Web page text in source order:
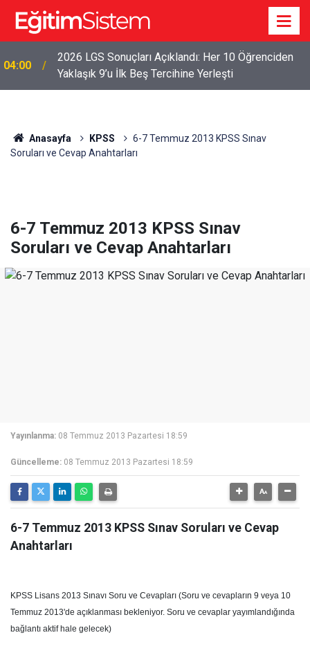
04:00
2026 LGS Sonuçları Açıklandı: Her 10 Öğrenciden
Yaklaşık 9’u İlk Beş Tercihine Yerleşti
Anasayfa KPSS
6-7 Temmuz 2013 KPSS Sınav
Soruları ve Cevap Anahtarları
6-7 Temmuz 2013 KPSS Sınav
Soruları ve Cevap Anahtarları
Yayınlanma: 08 Temmuz 2013 Pazartesi 18:59
Güncelleme: 08 Temmuz 2013 Pazartesi 18:59
6-7 Temmuz 2013 KPSS Sınav Soruları ve Cevap
Anahtarları
KPSS Lisans 2013 Sınavı Soru ve Cevapları (Soru ve cevapların 9 veya 10
Temmuz 2013'de açıklanması bekleniyor. Soru ve cevaplar yayımlandığında
bağlantı aktif hale gelecek)